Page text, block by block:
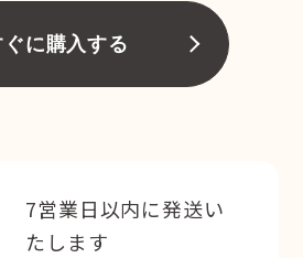
ぐに購入する
7営業日以内に発送い
たします